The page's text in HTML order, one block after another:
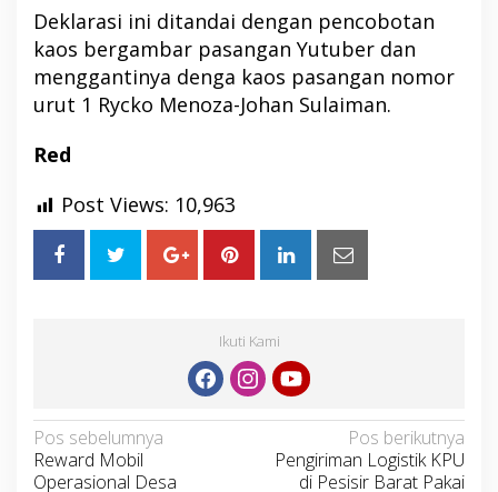
Deklarasi ini ditandai dengan pencobotan
kaos bergambar pasangan Yutuber dan
menggantinya denga kaos pasangan nomor
urut 1 Rycko Menoza-Johan Sulaiman.
Red
Post Views: 10,963
Ikuti Kami
Navigasi
pos
Pos sebelumnya
Reward Mobil
Operasional Desa
Pos berikutnya
Pengiriman Logistik KPU
di Pesisir Barat Pakai